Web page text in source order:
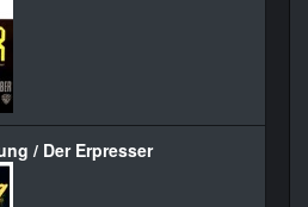
/ Der Erpresser